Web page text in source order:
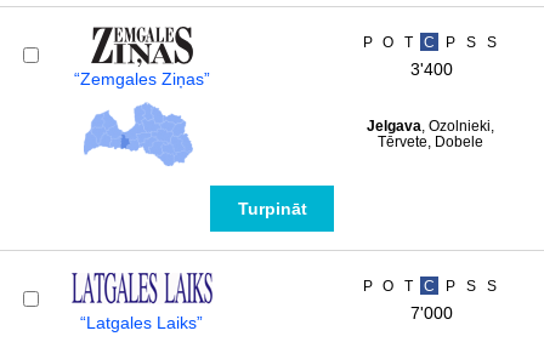
“Zemgales Ziņas”
P O T C P S S
3'400
Jelgava, Ozolnieki,
Tērvete, Dobele
Turpināt
“Latgales Laiks”
P O T C P S S
7'000